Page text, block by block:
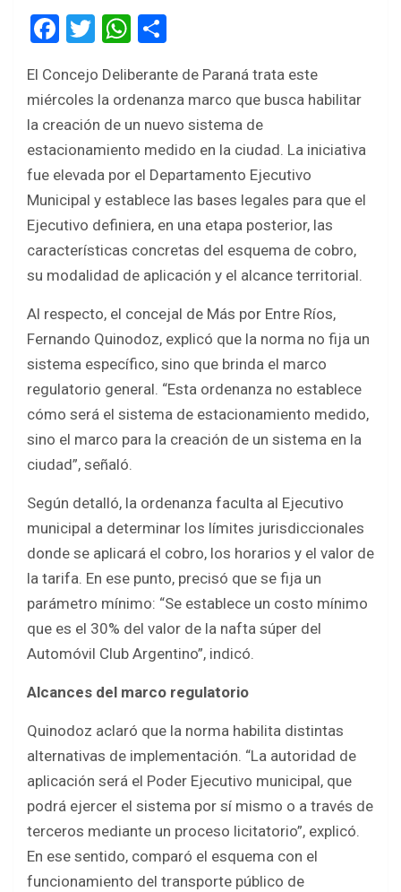
F
ce
b
o
o
k
T
tt
er
W
at
s
A
p
p
ar
e
El Concejo Deliberante de Paraná trata este
miércoles la ordenanza marco que busca habilitar
la creación de un nuevo sistema de
estacionamiento medido en la ciudad. La iniciativa
fue elevada por el Departamento Ejecutivo
Municipal y establece las bases legales para que el
Ejecutivo definiera, en una etapa posterior, las
características concretas del esquema de cobro,
su modalidad de aplicación y el alcance territorial.
Al respecto, el concejal de Más por Entre Ríos,
Fernando Quinodoz, explicó que la norma no fija un
sistema específico, sino que brinda el marco
regulatorio general. “Esta ordenanza no establece
cómo será el sistema de estacionamiento medido,
sino el marco para la creación de un sistema en la
ciudad”, señaló.
Según detalló, la ordenanza faculta al Ejecutivo
municipal a determinar los límites jurisdiccionales
donde se aplicará el cobro, los horarios y el valor de
la tarifa. En ese punto, precisó que se fija un
parámetro mínimo: “Se establece un costo mínimo
que es el 30% del valor de la nafta súper del
Automóvil Club Argentino”, indicó.
Alcances del marco regulatorio
Quinodoz aclaró que la norma habilita distintas
alternativas de implementación. “La autoridad de
aplicación será el Poder Ejecutivo municipal, que
podrá ejercer el sistema por sí mismo o a través de
terceros mediante un proceso licitatorio”, explicó.
En ese sentido, comparó el esquema con el
funcionamiento del transporte público de